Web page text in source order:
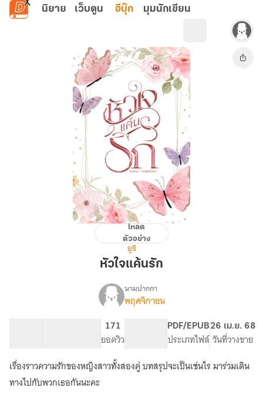
ข้ามไปยังเนื้อหาหลัก
นิยาย เว็บตูน อีบุ๊ก มุมนักเขียน
โหลด
ตัวอย่าง
ยูริ
หัวใจแค้นรัก
เรื่อง
หัวใจ
นามปากกา
พฤศจิกายน
171
ยอดวิว
PDF/EPUB
ประเภทไฟล์
26 เม.ย. 68
วันที่วางขาย
เรื่องราวความรักของหญิงสาวทั้งสองคู่ บทสรุปจะเป็นเช่นไร มาร่วมเดิน
ทางไปกับพวกเธอกันนะคะ